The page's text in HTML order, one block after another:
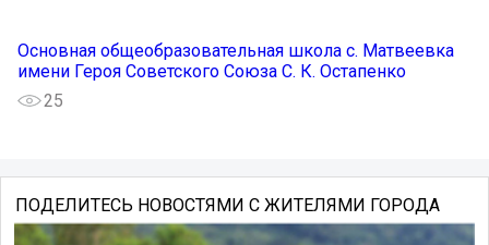
Основная общеобразовательная школа с. Матвеевка
имени Героя Советского Союза С. К. Остапенко
25
ПОДЕЛИТЕСЬ НОВОСТЯМИ С ЖИТЕЛЯМИ ГОРОДА